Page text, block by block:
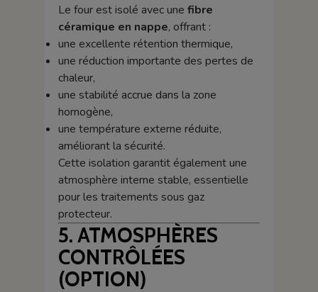
Le four est isolé avec une fibre
céramique en nappe, offrant :
une excellente rétention thermique,
une réduction importante des pertes de
chaleur,
une stabilité accrue dans la zone
homogène,
une température externe réduite,
améliorant la sécurité.
Cette isolation garantit également une
atmosphère interne stable, essentielle
pour les traitements sous gaz
protecteur.
5. ATMOSPHÈRES
CONTRÔLÉES
(OPTION)